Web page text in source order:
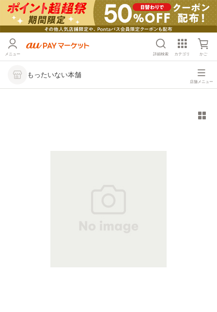
メニュー 詳細検索 カテゴリ かご
もったいない本舗
店舗メニュー